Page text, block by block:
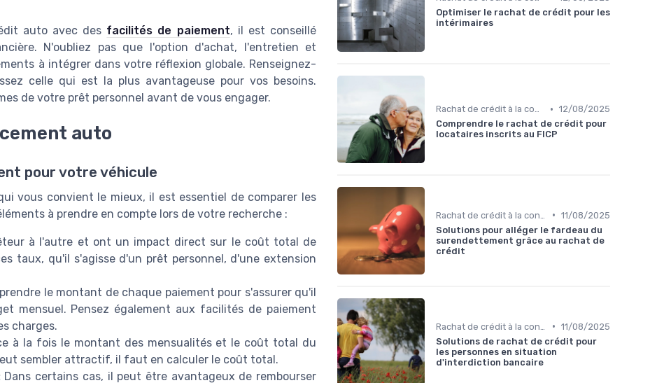
auto avec des facilités de paiement, il est conseillé
N'oubliez pas que l'option d'achat, l'entretien et
à intégrer dans votre réflexion globale. Renseignez-
celle qui est la plus avantageuse pour vos besoins.
de votre prêt personnel avant de vous engager.
auto
pour votre véhicule
vous convient le mieux, il est essentiel de comparer les
à prendre en compte lors de votre recherche :
à l'autre et ont un impact direct sur le coût total de
taux, qu'il s'agisse d'un prêt personnel, d'une extension
le montant de chaque paiement pour s'assurer qu'il
mensuel. Pensez également aux facilités de paiement
charges.
à la fois le montant des mensualités et le coût total du
sembler attractif, il faut en calculer le coût total.
Dans certains cas, il peut être avantageux de rembourser
Optimiser le rachat de crédit pour les
intérimaires
Rachat de crédit à la consommation • 12/08/2025
Comprendre le rachat de crédit pour
locataires inscrits au FICP
• 11/08/2025
Solutions pour alléger le fardeau du
surendettement grâce au rachat de
crédit
• 11/08/2025
Solutions de rachat de crédit pour
les personnes en situation
d'interdiction bancaire